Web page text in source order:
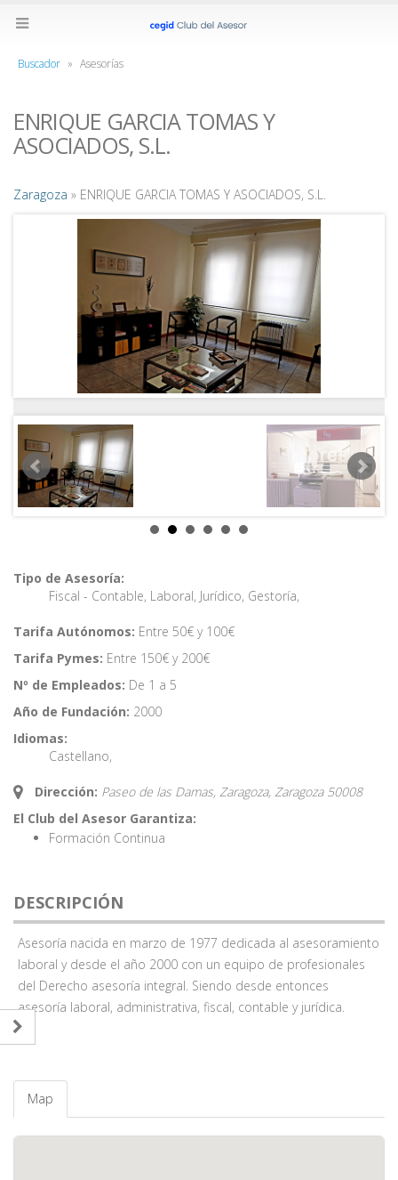
Buscador » Asesorías
ENRIQUE GARCIA TOMAS Y
ASOCIADOS, S.L.
Zaragoza » ENRIQUE GARCIA TOMAS Y ASOCIADOS, S.L.
Tipo de Asesoría:
Fiscal - Contable, Laboral, Jurídico, Gestoría,
Tarifa Autónomos: Entre 50€ y 100€
Tarifa Pymes: Entre 150€ y 200€
Nº de Empleados: De 1 a 5
Año de Fundación: 2000
Idiomas:
Castellano,
Dirección: Paseo de las Damas, Zaragoza, Zaragoza 50008
El Club del Asesor Garantiza:
Formación Continua
DESCRIPCIÓN
Asesoría nacida en marzo de 1977 dedicada al asesoramiento
laboral y desde el año 2000 con un equipo de profesionales
del Derecho asesoría integral. Siendo desde entonces
asesoría laboral, administrativa, fiscal, contable y jurídica.
Map